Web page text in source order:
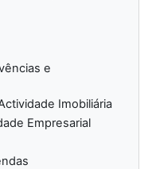
e
Imobiliária
Empresarial